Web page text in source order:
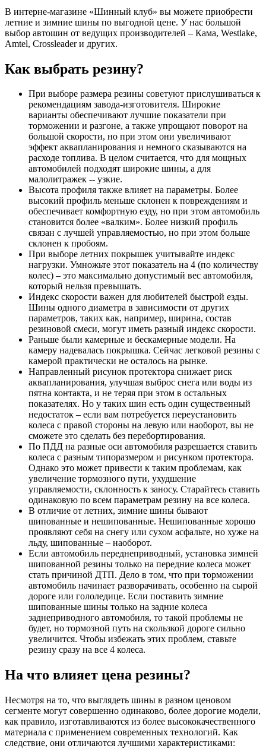
В интерне-магазине «Шинный клуб» вы можете приобрести
летние и зимние шины по выгодной цене. У нас большой
выбор автошин от ведущих производителей – Кама, Westlake,
Amtel, Crossleader и других.
Как выбрать резину?
При выборе размера резины советуют прислушиваться к
рекомендациям завода-изготовителя. Широкие
варианты обеспечивают лучшие показатели при
торможении и разгоне, а также упрощают поворот на
большой скорости, но при этом они увеличивают
эффект аквапланирования и немного сказываются на
расходе топлива. В целом считается, что для мощных
автомобилей подходят широкие шины, а для
малолитражек -- узкие.
Высота профиля также влияет на параметры. Более
высокий профиль меньше склонен к повреждениям и
обеспечивает комфортную езду, но при этом автомобиль
становится более «валким». Более низкий профиль
связан с лучшей управляемостью, но при этом больше
склонен к пробоям.
При выборе летних покрышек учитывайте индекс
нагрузки. Умножьте этот показатель на 4 (по количеству
колес) – это максимально допустимый вес автомобиля,
который нельзя превышать.
Индекс скорости важен для любителей быстрой езды.
Шины одного диаметра в зависимости от других
параметров, таких как, например, ширина, состав
резиновой смеси, могут иметь разный индекс скорости.
Раньше были камерные и бескамерные модели. На
камеру надевалась покрышка. Сейчас легковой резины с
камерой практически не осталось на рынке.
Направленный рисунок протектора снижает риск
аквапланирования, улучшая выброс снега или воды из
пятна контакта, и не теряя при этом в остальных
показателях. Но у таких шин есть один существенный
недостаток – если вам потребуется переустановить
колеса с правой стороны на левую или наоборот, вы не
сможете это сделать без перебортирования.
По ПДД на разные оси автомобиля разрешается ставить
колеса с разным типоразмером и рисунком протектора.
Однако это может привести к таким проблемам, как
увеличение тормозного пути, ухудшение
управляемости, склонность к заносу. Старайтесь ставить
одинаковую по всем параметрам резину на все колеса.
В отличие от летних, зимние шины бывают
шипованные и нешипованные. Нешипованные хорошо
проявляют себя на снегу или сухом асфальте, но хуже на
льду, шипованные – наоборот.
Если автомобиль переднеприводный, установка зимней
шипованной резины только на передние колеса может
стать причиной ДТП. Дело в том, что при торможении
автомобиль начинает разворачивать, особенно на сырой
дороге или гололедице. Если поставить зимние
шипованные шины только на задние колеса
заднеприводного автомобиля, то такой проблемы не
будет, но тормозной путь на скользкой дороге сильно
увеличится. Чтобы избежать этих проблем, ставьте
резину сразу на все 4 колеса.
На что влияет цена резины?
Несмотря на то, что выглядеть шины в разном ценовом
сегменте могут совершенно одинаково, более дорогие модели,
как правило, изготавливаются из более высококачественного
материала с применением современных технологий. Как
следствие, они отличаются лучшими характеристиками: